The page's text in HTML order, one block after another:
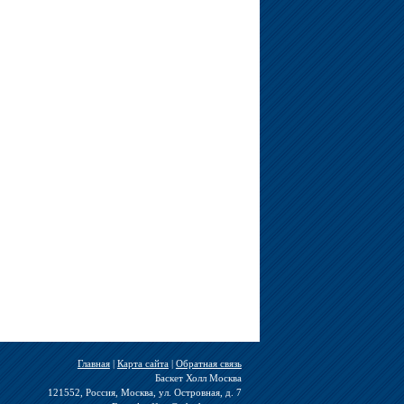
Главная| Карта сайта| Обратная связь
Баскет Холл Москва
121552, Россия, Москва, ул. Островная, д. 7